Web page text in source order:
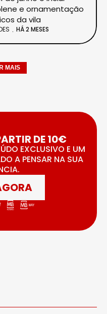
e ornamentação
da vila
HÁ 2 MESES
MAIS
DE 10€
EXCLUSIVO E UM
A PENSAR NA SUA